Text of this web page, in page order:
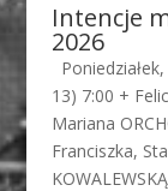
Intencje
2026
13) 7:00 +
Mariana
Franciszka,